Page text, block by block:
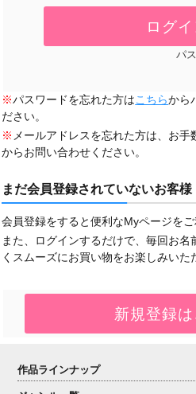
パ
※パスワードを忘れた方はこちらから
ださい。
※ メールアドレスを忘れた方は、お
からお問い合わせください。
まだ会員登録されていないお客様
会員登録をすると便利なMyページをご
また、ログインするだけで、毎回お
くスムーズにお買い物をお楽しみいた
作品ラインナップ